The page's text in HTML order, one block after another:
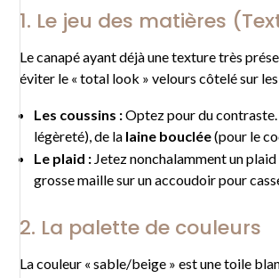
1. Le jeu des matières
Le canapé ayant déjà une texture très
éviter le « total look » velours côtelé sur les
Les coussins :Optez pour du
légèreté), de la laine bouclée(pour le
Le plaid : Jetez nonchalamment un plaid
grosse maille sur un accoudoir pour
2. La palette de couleurs
La couleur « sable/beige » est une toile